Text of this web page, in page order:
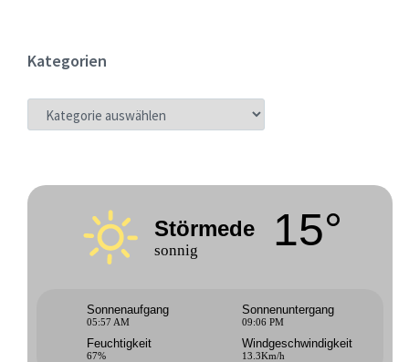
Kategorien
KATEGORIEN
Störmede
sonnig 15°
Sonnenaufgang
05:57 AM
Sonnenuntergang
09:06 PM
Feuchtigkeit
67%
Windgeschwindigkeit
13.3Km/h